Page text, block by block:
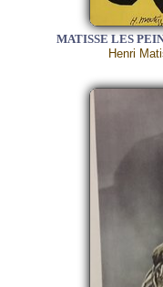
MATISSE LES
Henri